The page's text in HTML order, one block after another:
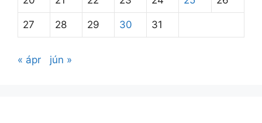
27 28 29 30 31
« ápr jún »